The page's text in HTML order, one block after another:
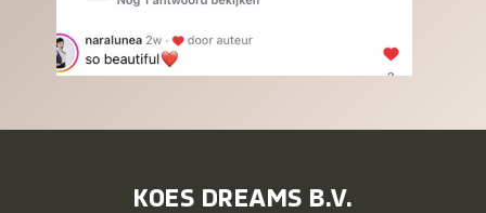
KOES DREAMS B.V.